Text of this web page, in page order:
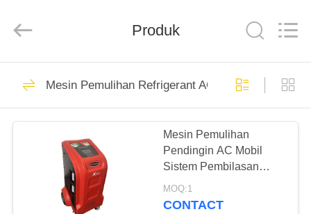
RUMAH
PRODUK
TENTANG
Equipment
Mesin Pemulihan
Refrigerant AC
109
Produk
Mesin Pemulihan Refrigerant AC
Mesin Pemulihan
Pendingin AC Mobil
Sistem Pembilasan
Pendingin Udara
MOQ:1
CONTACT